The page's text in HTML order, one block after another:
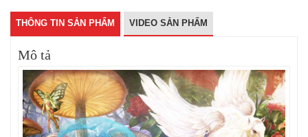
THÔNG TIN SẢN PHẨM VIDEO SẢN PHẨM
Mô tả